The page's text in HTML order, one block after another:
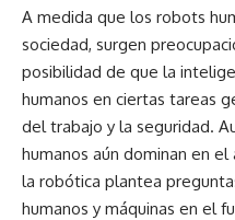
A medida que los robots
sociedad, surgen
posibilidad de que la
humanos en ciertas tareas
del trabajo y la seguridad.
humanos aún dominan en
la robótica plantea
humanos y máquinas en el